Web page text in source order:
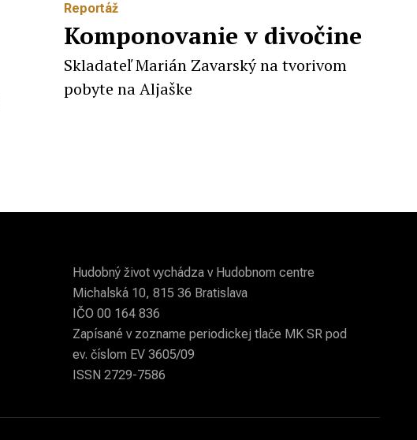
Reportáž
Komponovanie v divočine
Skladateľ Marián Zavarský na tvorivom
pobyte na Aljaške
Hudobný život vychádza v Hudobnom centre
Michalská 10, 815 36 Bratislava
IČO 00 164 836
Zapísané v zozname periodickej tlače MK SR pod
ev. číslom EV 3605/09
ISSN 2729-7586